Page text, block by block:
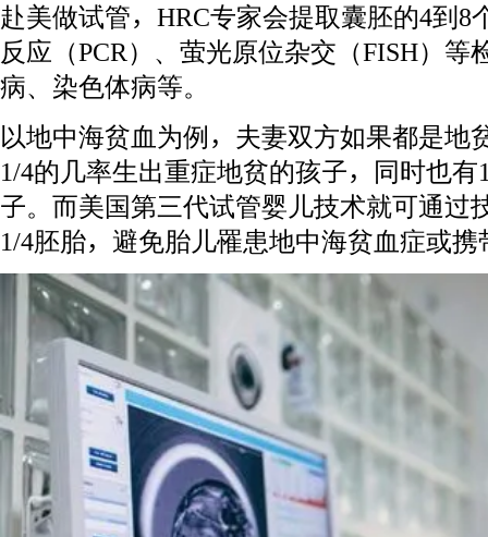
赴美做试管，HRC专家会提取囊胚的4到8
反应（PCR）、萤光原位杂交（FISH）等
病、染色体病等。
以地中海贫血为例，夫妻双方如果都是地
1/4的几率生出重症地贫的孩子，同时也
子。而美国第三代试管婴儿技术就可通过
1/4胚胎，避免胎儿罹患地中海贫血症或携